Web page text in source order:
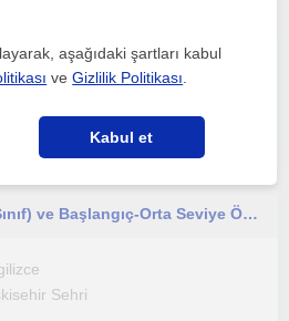
Çocuklar (Anaokulu–5. Sınıf) ve Başlangıç-Orta Seviye Öğrenciler İçin Eğlenceli İngilizce Dersleri
Sehri
aşağıdaki şartları kabul
veGizlilik Politikası
Kabul et